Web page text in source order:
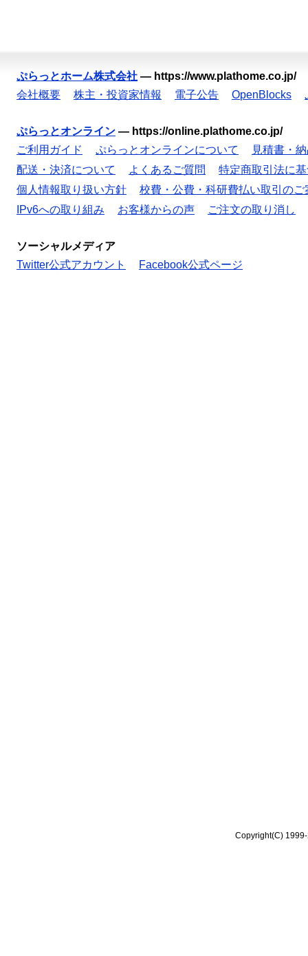
ぷらっとホーム株式会社 — https://www.plathome.co.jp/
会社概要
株主・投資家情報 電子公告 OpenBlocks
ぷらっとオンライン — https://online.plathome.co.jp/
ご利用ガイド
ぷらっとオンラインについて
見積書・
配送・決済について
よくあるご質問
特定商取引法に
個人情報取り扱い方針
校費・公費・科研費払い取引のご
IPv6への取り組み
お客様からの声 ご注文の取り消し
ソーシャルメディア
Twitter公式アカウント
Facebook公式ページ
Copyright(C)